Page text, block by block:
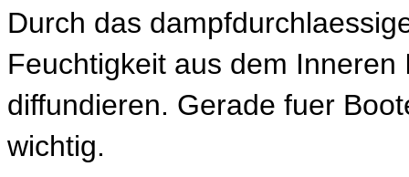
Durch das
Feuchtigkeit aus dem
diffundieren. Gerade fuer
wichtig.